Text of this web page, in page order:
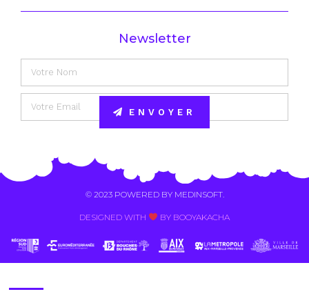
Newsletter
ENVOYER
© 2023 POWERED BY MEDINSOFT.
DESIGNED WITH BY BOOYAKACHA​